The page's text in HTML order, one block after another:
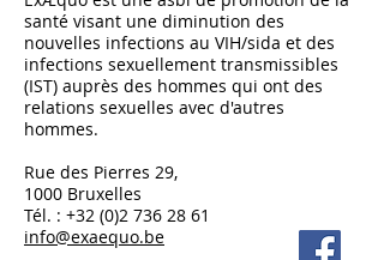
santé visant une diminution des
nouvelles infections au VIH/sida et des
infections sexuellement transmissibles
(IST) auprès des hommes qui ont des
relations sexuelles avec d'autres
hommes.
Rue des Pierres 29,
1000 Bruxelles
Tél. : +32 (0)2 736 28 61
info@exaequo.be